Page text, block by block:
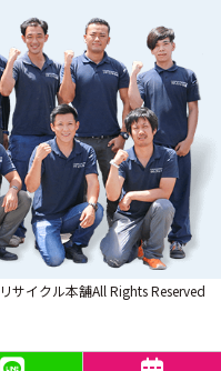
サイクル本舗All Rights Reserved